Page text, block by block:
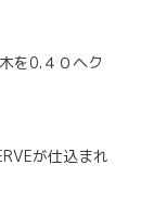
を0.４０ヘク
が仕込まれ